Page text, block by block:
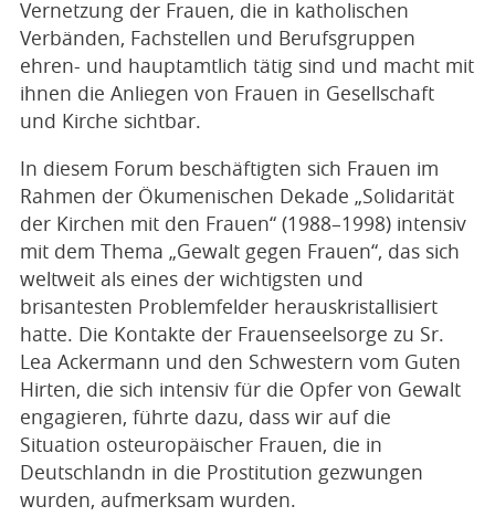
Vernetzung der Frauen, die in katholischen
Verbänden, Fachstellen und Berufsgruppen
ehren- und hauptamtlich tätig sind und macht mit
ihnen die Anliegen von Frauen in Gesellschaft
und Kirche sichtbar.
In diesem Forum beschäftigten sich Frauen im
Rahmen der Ökumenischen Dekade „Solidarität
der Kirchen mit den Frauen“ (1988–1998) intensiv
mit dem Thema „Gewalt gegen Frauen“, das sich
weltweit als eines der wichtigsten und
brisantesten Problemfelder herauskristallisiert
hatte. Die Kontakte der Frauenseelsorge zu Sr.
Lea Ackermann und den Schwestern vom Guten
Hirten, die sich intensiv für die Opfer von Gewalt
engagieren, führte dazu, dass wir auf die
Situation osteuropäischer Frauen, die in
Deutschlandn in die Prostitution gezwungen
wurden, aufmerksam wurden.